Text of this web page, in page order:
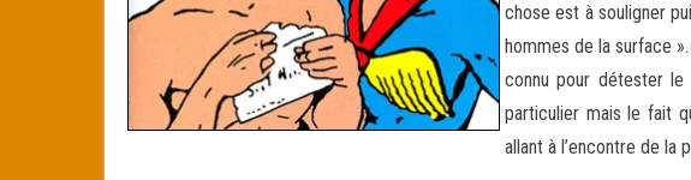
chose est à souligner
hommes de la surface
connu pour détester le
particulier mais le fait
allant à l’encontre de la